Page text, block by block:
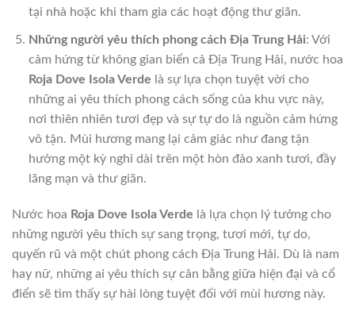
tại nhà hoặc khi tham gia các hoạt động thư giãn.
Những người yêu thích phong cách Địa Trung Hải: Với
cảm hứng từ không gian biển cả Địa Trung Hải, nước hoa
Roja Dove Isola Verde là sự lựa chọn tuyệt vời cho
những ai yêu thích phong cách sống của khu vực này,
nơi thiên nhiên tươi đẹp và sự tự do là nguồn cảm hứng
vô tận. Mùi hương mang lại cảm giác như đang tận
hưởng một kỳ nghỉ dài trên một hòn đảo xanh tươi, đầy
lãng mạn và thư giãn.
Nước hoa Roja Dove Isola Verde là lựa chọn lý tưởng cho
những người yêu thích sự sang trọng, tươi mới, tự do,
quyến rũ và một chút phong cách Địa Trung Hải. Dù là nam
hay nữ, những ai yêu thích sự cân bằng giữa hiện đại và cổ
điển sẽ tìm thấy sự hài lòng tuyệt đối với mùi hương này.